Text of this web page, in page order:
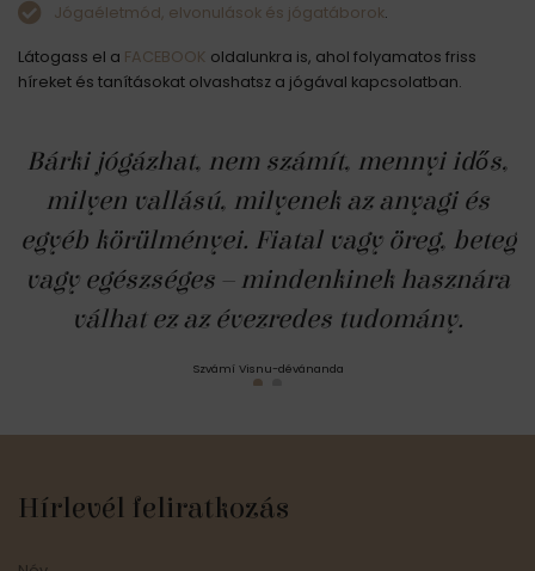
Jógaéletmód, elvonulások és jógatáborok.
Látogass el a FACEBOOK oldalunkra is, ahol folyamatos friss
híreket és tanításokat olvashatsz a jógával kapcsolatban.
Bárki jógázhat, nem számít, mennyi idős,
milyen vallású, milyenek az anyagi és
egyéb körülményei. Fiatal vagy öreg, beteg
vagy egészséges – mindenkinek hasznára
válhat ez az évezredes tudomány.
Szvámí Visnu-dévánanda
Hírlevél feliratkozás